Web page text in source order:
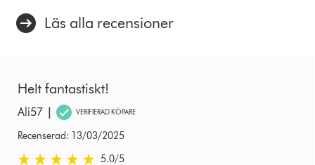
Läs alla recensioner
Helt fantastiskt!
Ali57 | VERIFIERAD KÖPARE
Recenserad: 13/03/2025
5.0 stjärnor av 5 från Recenserad: 13/03/2025 Ratings
5.0/5